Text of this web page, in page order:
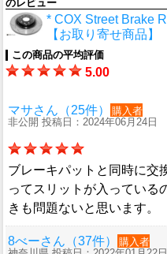
のレビュー
* COX Street Brake
【お取り寄せ商品】
この商品の平均評価
5.00
マサさん（25件）
購入者
非公開 投稿日：2024年06月24日
ブレーキパットと同時に交
ってスリットが入っている
きも問題ないと思います。
8べーさん（37件）
購入者